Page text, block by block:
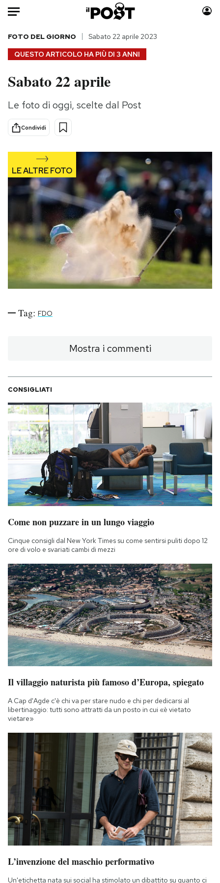
Auto
HOME
Italia
Politica
Tecnologia
Scienza
Cultura
Economia
Sport
Consumismi
Media
Europa
Altrecose
Mondiali calcio 2026
PODCAST
NEWSLETTER
AREA PERSONALE
Area Personale
Newsletter
Notifiche mobile
Regala il Post
Hai bisogno di aiuto?
Esci
QUESTO ARTICOLO HA PIÙ DI 3 ANNI
FOTO DEL GIORNO Sabato 22 aprile 2023
Sabato 22 aprile
Le foto di oggi, scelte dal Post
Condividi
Tag: FDO
Mostra i commenti
CONSIGLIATI
Come non puzzare in un lungo viaggio
Cinque consigli dal New York Times su come sentirsi puliti dopo 12
ore di volo e svariati cambi di mezzi
Il villaggio naturista più famoso d’Europa, spiegato
A Cap d'Agde c'è chi va per stare nudo e chi per dedicarsi al
libertinaggio: tutti sono attratti da un posto in cui «è vietato
vietare»
L’invenzione del maschio performativo
Un'etichetta nata sui social ha stimolato un dibattito su quanto ci